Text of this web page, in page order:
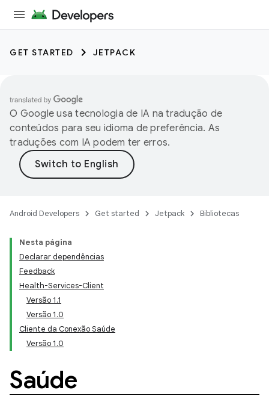
GET STARTED JETPACK
O Google usa tecnologia de IA na tradução de
conteúdos para seu idioma de preferência. As
traduções com IA podem ter erros.
Android Developers Get started Jetpack Bibliotecas
Nesta página
Declarar dependências
Feedback
Health-Services-Client
Versão 1.1
Versão 1.0
Cliente da Conexão Saúde
Versão 1.0
Saúde